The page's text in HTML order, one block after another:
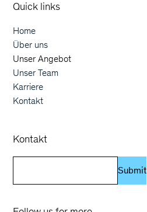
Quick links
Main navigation
Home
Über uns
Unser Angebot
Unser Team
Karriere
Kontakt
Kontakt
Submit